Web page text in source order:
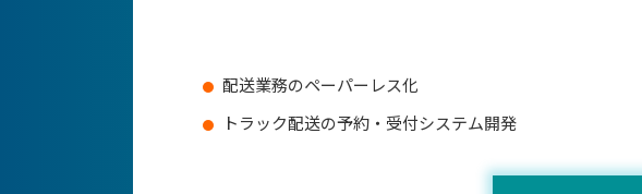
配送業務のペーパーレス化
トラック配送の予約・受付システム開発